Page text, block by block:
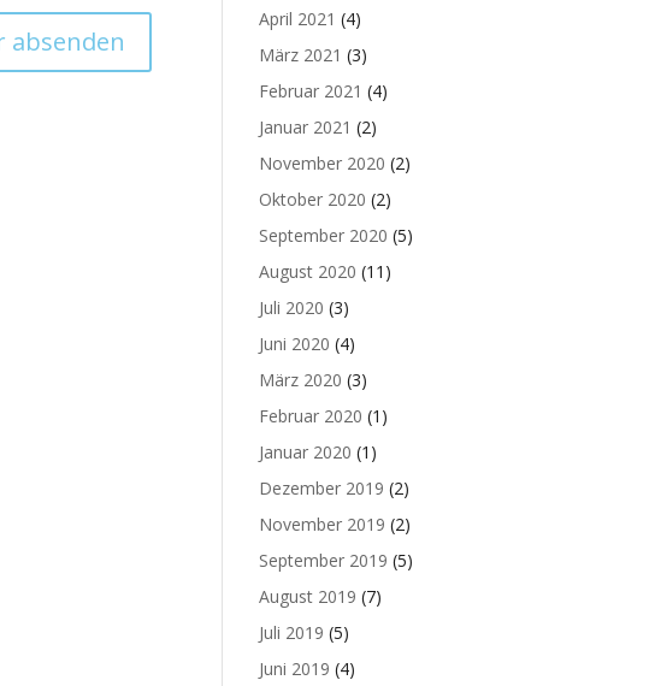
April 2021 (4)
März 2021 (3)
Februar 2021 (4)
Januar 2021 (2)
November 2020 (2)
Oktober 2020 (2)
September 2020 (5)
August 2020 (11)
Juli 2020 (3)
Juni 2020 (4)
März 2020 (3)
Februar 2020 (1)
Januar 2020 (1)
Dezember 2019 (2)
November 2019 (2)
September 2019 (5)
August 2019 (7)
Juli 2019 (5)
Juni 2019 (4)